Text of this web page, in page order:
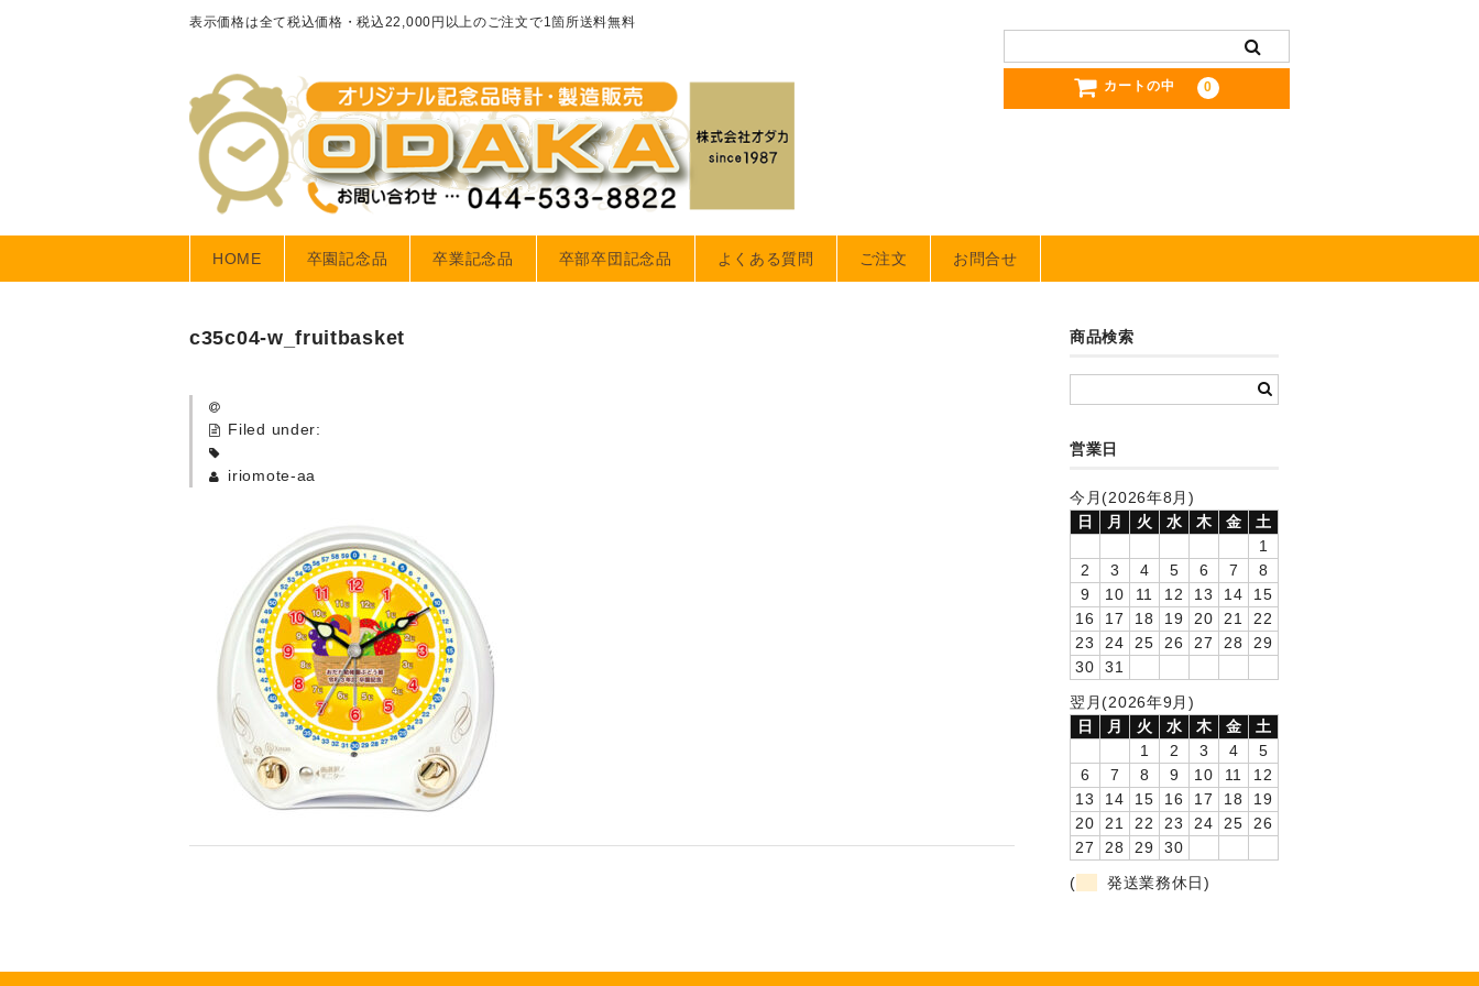
表示価格は全て税込価格・税込22,000円以上のご注文で1箇所送料無料
カートの中 0
HOME 卒園記念品 卒業記念品 卒部卒団記念品 よくある質問 ご注文 お問合せ
c35c04-w_fruitbasket
Filed under:
iriomote-aa
商品検索
営業日
今月(2026年8月)
日
月 火 水 木 金
土
1
2
3 4 5 6 7
8
9
10 11 12 13 14
15
16
17 18 19 20 21
22
23
24 25 26 27 28
29
30
31
翌月(2026年9月)
日
月 火 水 木 金
土
1
2 3 4
5
6
7 8 9 10 11
12
13
14 15 16 17 18
19
20
21 22 23 24 25
26
27
28 29
30
(
発送業務休日)